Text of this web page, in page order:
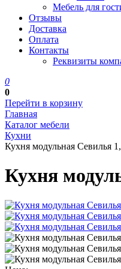
Мебель для
Отзывы
Доставка
Оплата
Контакты
Реквизиты
0
0
Перейти в корзину
Главная
Каталог мебели
Кухни
Кухня модульная Севилья
Кухня